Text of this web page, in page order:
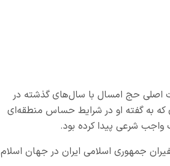
اصلی حج امسال با سال‌های گذشته در
که به گفته او در شرایط حساس منطقه‌ای
واجب شرعی پیدا کرده بود.
جمهوری اسلامی ایران در جهان اسلام